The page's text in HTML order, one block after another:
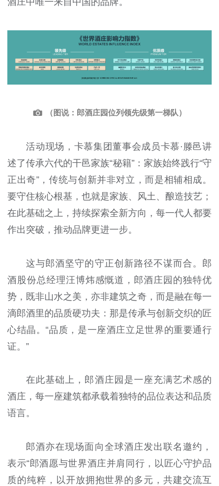
（图说：郎酒庄园位列领先级第一梯队）
活动现场，卡慕集团董事会成员卡慕·滕邑讲
述了传承六代的干邑家族“秘籍”：家族始终践行“守
正出奇”，传统与创新并非对立，而是相辅相成。
要守住核心根基，也就是家族、风土、酿造技艺；
在此基础之上，持续探索全新方向，每一代人都要
作出突破，推动品牌更进一步。
这与郎酒坚守的守正创新路径不谋而合。郎
酒股份总经理汪博炜感慨道，郎酒庄园的独特优
势，既非山水之美，亦非建筑之奇，而是融在每一
滴郎酒里的品质硬功夫：那是传承与创新交织的匠
心结晶。“品质，是一座酒庄立足世界的重要通行
证。”
在此基础上，郎酒庄园是一座充满艺术感的
酒庄，每一座建筑都承载着独特的品位表达和品质
语言。
郎酒亦在现场面向全球酒庄发出联名邀约，
表示“郎酒愿与世界酒庄并肩同行，以匠心守护品
质的纯粹，以开放拥抱世界的多元，共建交流互